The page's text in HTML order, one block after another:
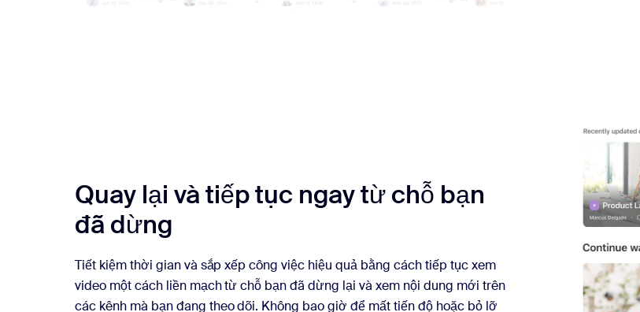
Quay lại và tiếp tục ngay từ chỗ bạn
đã dừng
Tiết kiệm thời gian và sắp xếp công việc hiệu quả bằng cách tiếp tục xem
video một cách liền mạch từ chỗ bạn đã dừng lại và xem nội dung mới trên
các kênh mà bạn đang theo dõi. Không bao giờ để mất tiến độ hoặc bỏ lỡ